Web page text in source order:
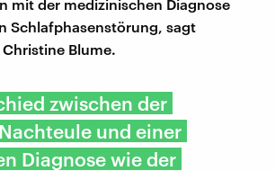
mit der medizinischen Diagnose
Schlafphasenstörung, sagt
Blume.
zwischen der
und einer
Diagnose wie der